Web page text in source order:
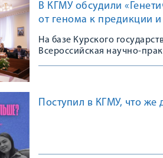
В КГМУ обсудили
от генома к предикции
На базе Курского
Всероссийская научно-
Поступил в КГМУ, что же